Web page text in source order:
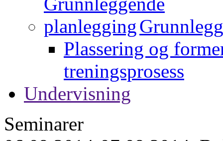
Plassering og
treningsprosess
Undervisning
Seminarer